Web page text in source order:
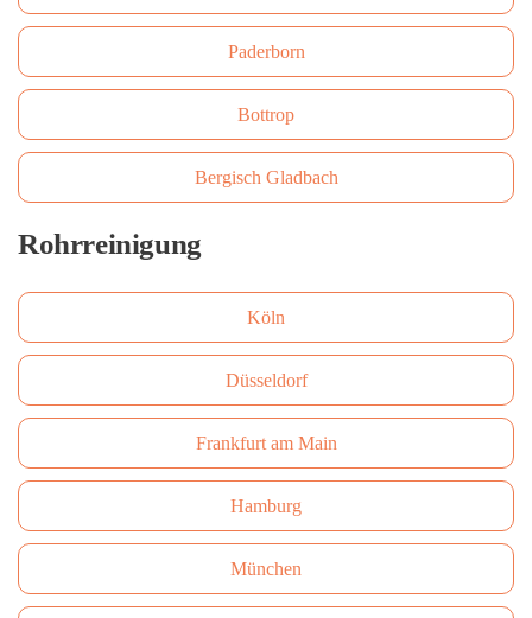
Paderborn
Bottrop
Bergisch Gladbach
Rohrreinigung
Köln
Düsseldorf
Frankfurt am Main
Hamburg
München